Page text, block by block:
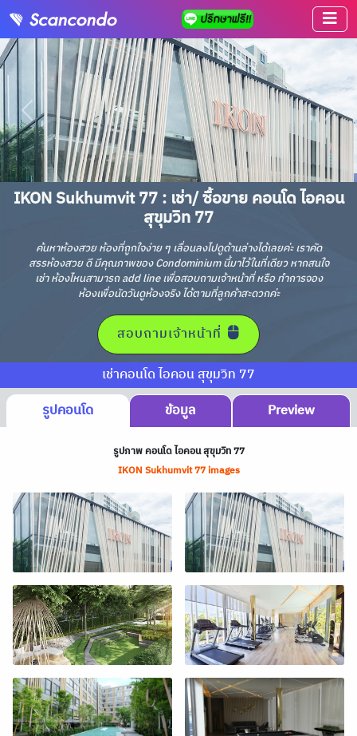
IKON Sukhumvit 77 : เช่า/ ซื้อขาย คอนโด ไอคอน
สุขุมวิท 77
ค้นหาห้องสวย ห้องที่ถูกใจง่าย ๆ เลื่อนลงไปดูด้านล่างได้เลยค่ะ เราคัด
สรรห้องสวย ดี มีคุณภาพของ Condominium นี้มาไว้ในที่เดียว หากสนใจ
เช่า ห้องไหนสามารถ add line เพื่อสอบถามเจ้าหน้าที่ หรือ ทำการจอง
ห้องเพื่อนัดวันดูห้องจริง ได้ตามที่ลูกค้าสะดวกค่ะ
สอบถามเจ้าหน้าที่
เช่าคอนโด ไอคอน สุขุมวิท 77
รูปคอนโด
ข้อมูล Preview
รูปภาพ คอนโด ไอคอน สุขุมวิท 77
IKON Sukhumvit 77 images